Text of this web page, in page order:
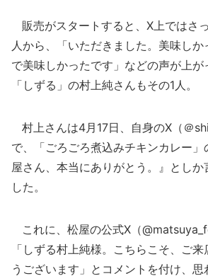
販売がスタートすると、X上ではさ
人から、「いただきました。美味し
で美味しかったです」などの声が上
「しずる」の村上純さんもその1人。
村上さんは4月17日、自身のX（＠
で、「ごろごろ煮込みチキンカレー
屋さん、本当にありがとう。』とし
した。
これに、松屋の公式X（
「しずる村上純様。こちらこそ、ご
うございます」とコメントを付け、